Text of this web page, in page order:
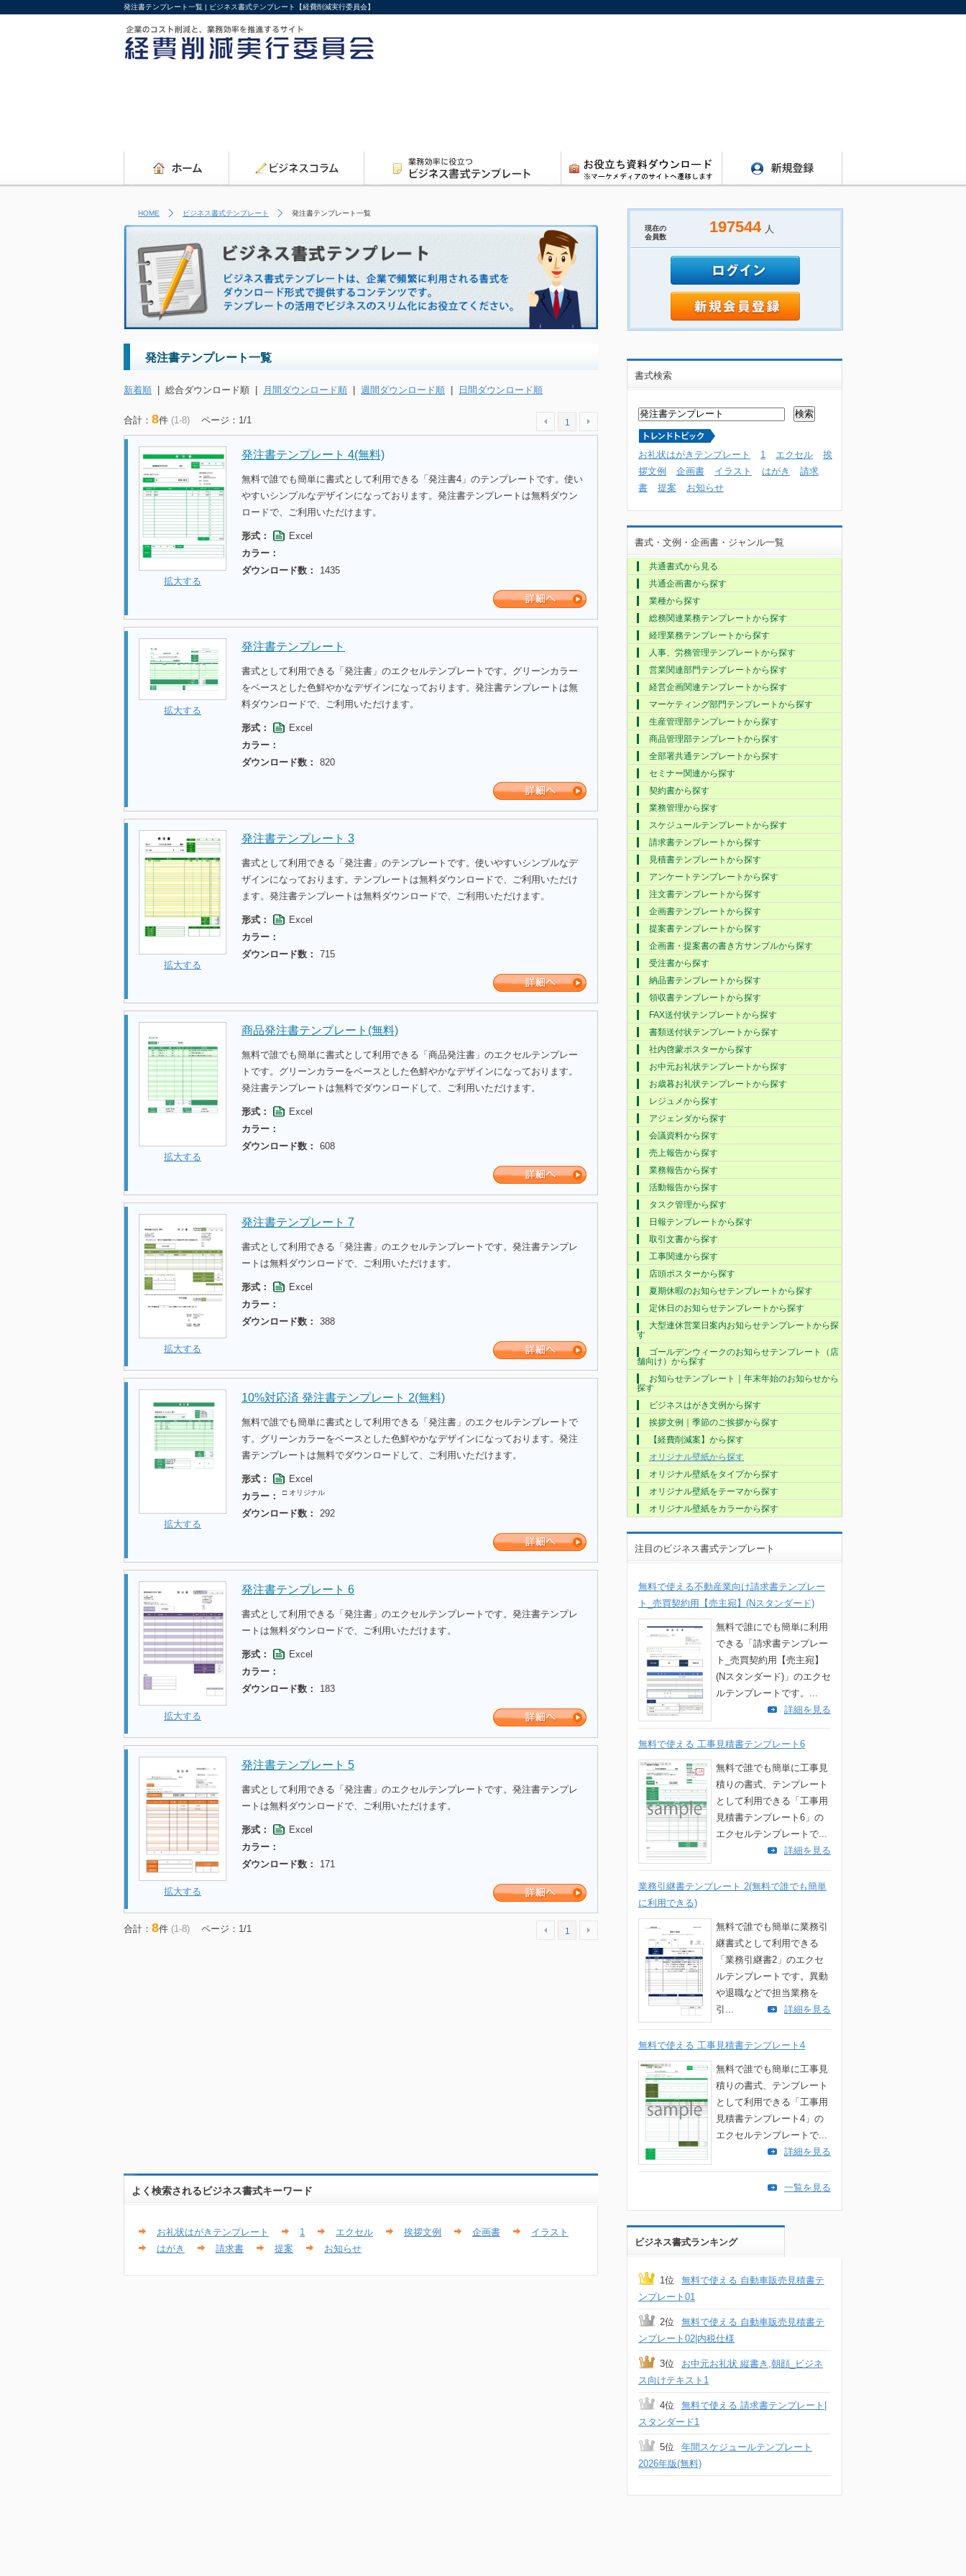
発注書テンプレート一覧 | ビジネス書式テンプレート【経費削減実行委員会】
HOME ビジネス書式テンプレート 発注書テンプレート一覧
発注書テンプレート一覧
新着順 | 総合ダウンロード順 | 月間ダウンロード順 | 週間ダウンロード順 | 日間ダウンロード順
合計： 8件 (1-8) ページ：1/1 1
拡大する
発注書テンプレート 4(無料)
無料で誰でも簡単に書式として利用できる「発注書4」のテンプレートです。使い
やすいシンプルなデザインになっております。発注書テンプレートは無料ダウン
ロードで、ご利用いただけます。
形式：
Excel
カラー：
ダウンロード数：
1435
拡大する
発注書テンプレート
書式として利用できる「発注書」のエクセルテンプレートです。グリーンカラー
をベースとした色鮮やかなデザインになっております。発注書テンプレートは無
料ダウンロードで、ご利用いただけます。
形式：
Excel
カラー：
ダウンロード数：
820
拡大する
発注書テンプレート 3
書式として利用できる「発注書」のテンプレートです。使いやすいシンプルなデ
ザインになっております。テンプレートは無料ダウンロードで、ご利用いただけ
ます。発注書テンプレートは無料ダウンロードで、ご利用いただけます。
形式：
Excel
カラー：
ダウンロード数：
715
拡大する
商品発注書テンプレート(無料)
無料で誰でも簡単に書式として利用できる「商品発注書」のエクセルテンプレー
トです。グリーンカラーをベースとした色鮮やかなデザインになっております。
発注書テンプレートは無料でダウンロードして、ご利用いただけます。
形式：
Excel
カラー：
ダウンロード数：
608
拡大する
発注書テンプレート 7
書式として利用できる「発注書」のエクセルテンプレートです。発注書テンプレ
ートは無料ダウンロードで、ご利用いただけます。
形式：
Excel
カラー：
ダウンロード数：
388
拡大する
10%対応済 発注書テンプレート 2(無料)
無料で誰でも簡単に書式として利用できる「発注書」のエクセルテンプレートで
す。グリーンカラーをベースとした色鮮やかなデザインになっております。発注
書テンプレートは無料でダウンロードして、ご利用いただけます。
形式：
Excel
カラー：
□ オリジナル
ダウンロード数： 292
拡大する
発注書テンプレート 6
書式として利用できる「発注書」のエクセルテンプレートです。発注書テンプレ
ートは無料ダウンロードで、ご利用いただけます。
形式：
Excel
カラー：
ダウンロード数：
183
拡大する
発注書テンプレート 5
書式として利用できる「発注書」のエクセルテンプレートです。発注書テンプレ
ートは無料ダウンロードで、ご利用いただけます。
形式：
Excel
カラー：
ダウンロード数：
171
合計： 8件 (1-8) ページ：1/1 1
よく検索されるビジネス書式キーワード
お礼状はがきテンプレート 1 エクセル 挨拶文例 企画書
イラスト
はがき
請求書 提案 お知らせ
現在の
会員数
197544 人
書式検索
お礼状はがきテンプレート 1 エクセル
挨
拶文例
企画書 イラスト はがき
請求
書
提案 お知らせ
書式・文例・企画書・ジャンル一覧
共通書式から見る
共通企画書から探す
業種から探す
総務関連業務テンプレートから探す
経理業務テンプレートから探す
人事、労務管理テンプレートから探す
営業関連部門テンプレートから探す
経営企画関連テンプレートから探す
マーケティング部門テンプレートから探す
生産管理部テンプレートから探す
商品管理部テンプレートから探す
全部署共通テンプレートから探す
セミナー関連から探す
契約書から探す
業務管理から探す
スケジュールテンプレートから探す
請求書テンプレートから探す
見積書テンプレートから探す
アンケートテンプレートから探す
注文書テンプレートから探す
企画書テンプレートから探す
提案書テンプレートから探す
企画書・提案書の書き方サンプルから探す
受注書から探す
納品書テンプレートから探す
領収書テンプレートから探す
FAX送付状テンプレートから探す
書類送付状テンプレートから探す
社内啓蒙ポスターから探す
お中元お礼状テンプレートから探す
お歳暮お礼状テンプレートから探す
レジュメから探す
アジェンダから探す
会議資料から探す
売上報告から探す
業務報告から探す
活動報告から探す
タスク管理から探す
日報テンプレートから探す
取引文書から探す
工事関連から探す
店頭ポスターから探す
夏期休暇のお知らせテンプレートから探す
定休日のお知らせテンプレートから探す
大型連休営業日案内お知らせテンプレートから探
す
ゴールデンウィークのお知らせテンプレート（店
舗向け）から探す
お知らせテンプレート｜年末年始のお知らせから
探す
ビジネスはがき文例から探す
挨拶文例｜季節のご挨拶から探す
【経費削減案】から探す
オリジナル壁紙から探す
オリジナル壁紙をタイプから探す
オリジナル壁紙をテーマから探す
オリジナル壁紙をカラーから探す
注目のビジネス書式テンプレート
無料で使える不動産業向け請求書テンプレー
ト_売買契約用【売主宛】(Nスタンダード)
無料で誰にでも簡単に利用
できる「請求書テンプレー
ト_売買契約用【売主宛】
(Nスタンダード)」のエクセ
ルテンプレートです。...
詳細を見る
無料で使える 工事見積書テンプレート6
無料で誰でも簡単に工事見
積りの書式、テンプレート
として利用できる「工事用
見積書テンプレート6」の
エクセルテンプレートで...
詳細を見る
業務引継書テンプレート 2(無料で誰でも簡単
に利用できる)
無料で誰でも簡単に業務引
継書式として利用できる
「業務引継書2」のエクセ
ルテンプレートです。異動
や退職などで担当業務を
引...
詳細を見る
無料で使える 工事見積書テンプレート4
無料で誰でも簡単に工事見
積りの書式、テンプレート
として利用できる「工事用
見積書テンプレート4」の
エクセルテンプレートで...
詳細を見る
一覧を見る
ビジネス書式ランキング
1位
無料で使える 自動車販売見積書テ
ンプレート01
2位
無料で使える 自動車販売見積書テ
ンプレート02|内税仕様
3位
お中元お礼状 縦書き,朝顔_ビジネ
ス向けテキスト1
4位
無料で使える 請求書テンプレート|
スタンダード1
5位
年間スケジュールテンプレート
2026年版(無料)